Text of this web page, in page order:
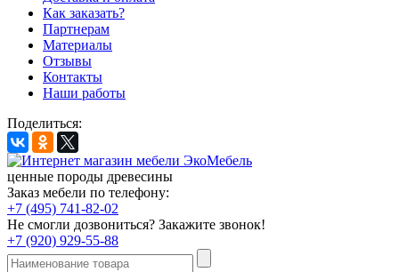
Как заказать?
Партнерам
Материалы
Отзывы
Контакты
Наши работы
Поделиться:
ценные породы древесины
Заказ мебели по телефону:
+7 (495) 741-82-02
Не смогли дозвониться? Закажите звонок!
+7 (920) 929-55-88